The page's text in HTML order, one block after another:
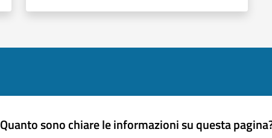
Quanto sono chiare le informazioni su questa